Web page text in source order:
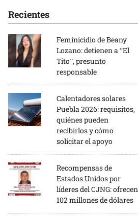
Recientes
Feminicidio de Beany
Lozano: detienen a “El
Tito”, presunto
responsable
Calentadores solares
Puebla 2026: requisitos,
quiénes pueden
recibirlos y cómo
solicitar el apoyo
Recompensas de
Estados Unidos por
líderes del CJNG: ofrecen
102 millones de dólares